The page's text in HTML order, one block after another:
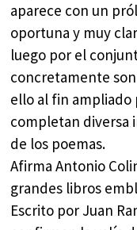
aparece con un
oportuna y muy
luego por el
concretamente
ello al fin ampliado
completan diversa
de los poemas.
Afirma Antonio
grandes libros
Escrito por Juan